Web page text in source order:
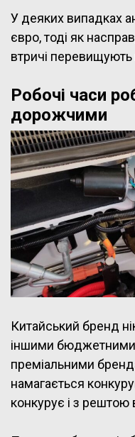
У деяких випадках
євро, тоді як
втричі
Робочі часи
дорожчими
Китайський бренд
іншими
преміальними
намагається
конкурує і з рештою